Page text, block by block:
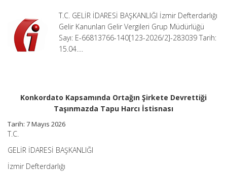
Harcı
İstisnası
T.C. GELİR İDARESİ BAŞKANLIĞI İzmir Defterdarlığı
Gelir Kanunları Gelir Vergileri Grup Müdürlüğü
Sayı: E-66813766-140[123-2026/2]-283039 Tarih:
15.04….
Konkordato Kapsamında Ortağın Şirkete Devrettiği
Taşınmazda Tapu Harcı İstisnası
Tarih: 7 Mayıs 2026
T.C.
GELİR İDARESİ BAŞKANLIĞI
İzmir Defterdarlığı